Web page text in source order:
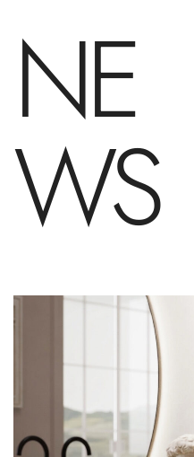
NE
WS